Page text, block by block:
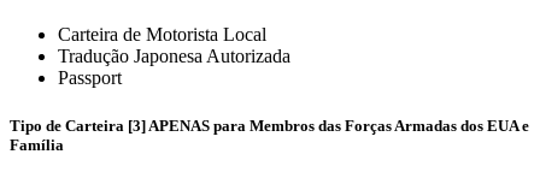
Carteira de Motorista Local
Tradução Japonesa Autorizada
Passport
Tipo de Carteira [3] APENAS para Membros das Forças Armadas dos EUA e
Família